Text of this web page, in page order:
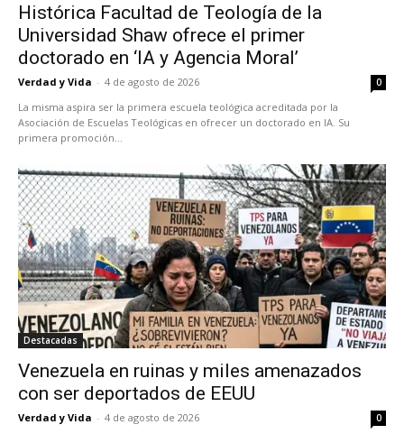
Histórica Facultad de Teología de la
Universidad Shaw ofrece el primer
doctorado en ‘IA y Agencia Moral’
Verdad y Vida - 4 de agosto de 2026 0
La misma aspira ser la primera escuela teológica acreditada por la
Asociación de Escuelas Teológicas en ofrecer un doctorado en IA. Su
primera promoción...
Destacadas
Venezuela en ruinas y miles amenazados
con ser deportados de EEUU
Verdad y Vida - 4 de agosto de 2026 0